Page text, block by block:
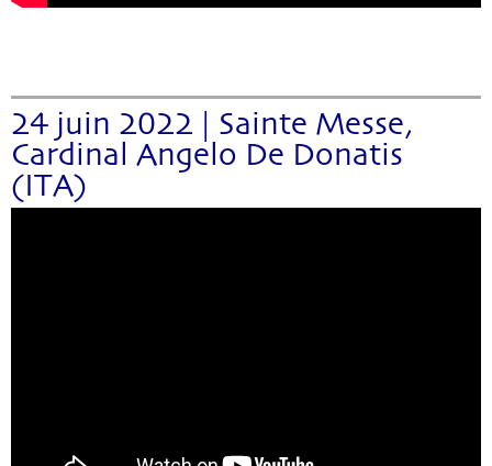
24 juin 2022 | Sainte Messe,
Cardinal Angelo De Donatis
(ITA)